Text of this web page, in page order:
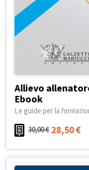
Allievo
Ebook
Le guide per la
30,00€ 28,50€